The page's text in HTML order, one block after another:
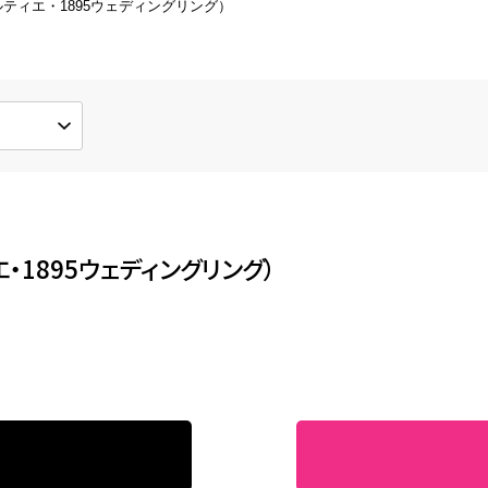
直し
イトコーティング
ィエ・1895ウェディングリング）
1895ウェディングリング）